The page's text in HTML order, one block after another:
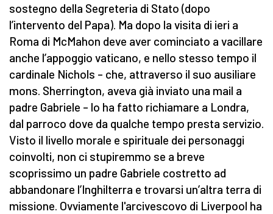
sostegno della Segreteria di Stato (dopo
l’intervento del Papa). Ma dopo la visita di ieri a
Roma di McMahon deve aver cominciato a vacillare
anche l’appoggio vaticano, e nello stesso tempo il
cardinale Nichols – che, attraverso il suo ausiliare
mons. Sherrington, aveva già inviato una mail a
padre Gabriele – lo ha fatto richiamare a Londra,
dal parroco dove da qualche tempo presta servizio.
Visto il livello morale e spirituale dei personaggi
coinvolti, non ci stupiremmo se a breve
scoprissimo un padre Gabriele costretto ad
abbandonare l’Inghilterra e trovarsi un’altra terra di
missione. Ovviamente l'arcivescovo di Liverpool ha